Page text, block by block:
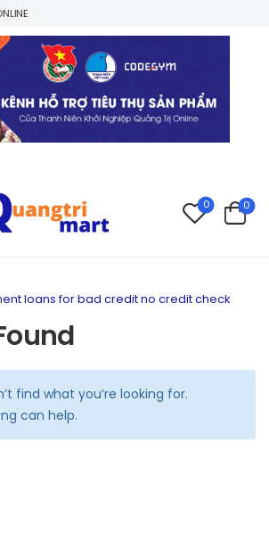
0 0
loans for bad credit no credit check
find what you’re looking for.
can help.